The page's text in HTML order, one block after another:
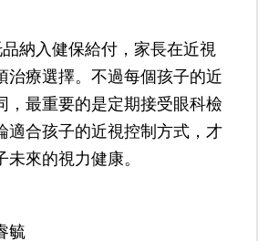
品納入健保給付，家長在近視
治療選擇。不過每個孩子的近
，最重要的是定期接受眼科檢
適合孩子的近視控制方式，才
來的視力健康。
毓